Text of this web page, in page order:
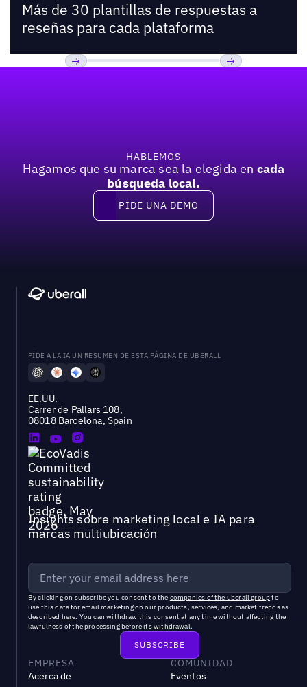
Más de 30 plantillas de respuestas a
reseñas para cada plataforma
HABLEMOS
Hagamos que su marca sea la elegida en cada
búsqueda local.
Pide una demo
PIDE UNA DEMO
PÍDE A LA IA UN RESUMEN DE ESTA PÁGINA DE UBERALL
EE.UU.
Carrer de Pallars 108,
08018 Barcelona, Spain
Insights sobre marketing local e IA para
marcas multiubicación
By clicking on subscribe you consent to the companies of the uberall groupto
use this data for email marketing on our products, services, and market trends as
described here. You can withdraw this consent at any time without affecting the
lawfulness of the processing before its withdrawal.
EMPRESA
Acerca de
COMUNIDAD
Eventos